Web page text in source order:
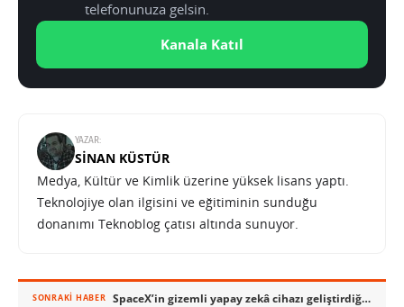
telefonunuza gelsin.
Kanala Katıl
YAZAR:
SINAN KÜSTÜR
Medya, Kültür ve Kimlik üzerine yüksek lisans yaptı.
Teknolojiye olan ilgisini ve eğitiminin sunduğu
donanımı Teknoblog çatısı altında sunuyor.
SONRAKI HABER SpaceX’in gizemli yapay zekâ cihazı geliştirdiği iddiası Musk tarafından reddedildi